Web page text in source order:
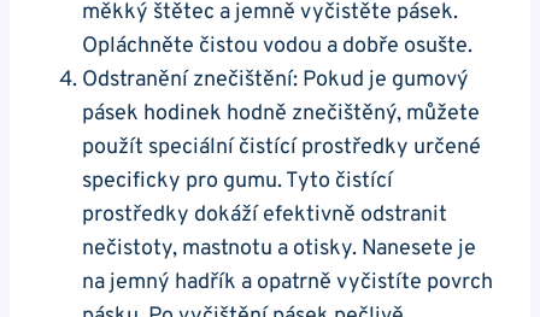
měkký⁤ štětec a jemně vyčistěte pásek.
Opláchněte čistou vodou a dobře osušte.
Odstranění znečištění: ‌Pokud je⁢ gumový
pásek hodinek⁢ hodně znečištěný, můžete
použít speciální ​čistící⁢ prostředky určené
specificky ‍pro gumu.​ Tyto‍ čistící
prostředky dokáží ⁣efektivně⁢ odstranit
nečistoty, ​mastnotu a otisky. Nanesete je
na jemný hadřík a​ opatrně vyčistíte povrch